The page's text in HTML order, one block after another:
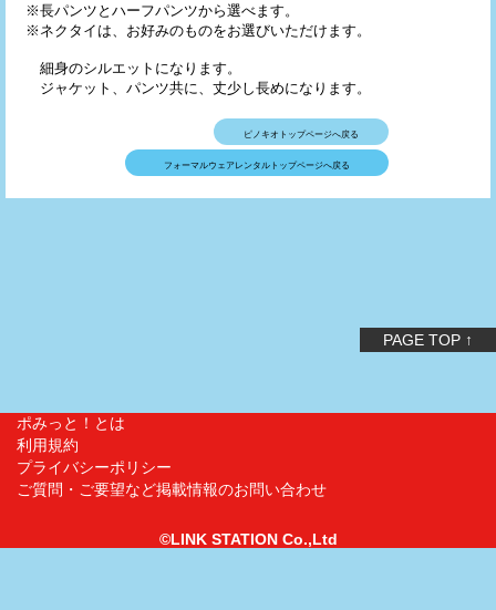
※長パンツとハーフパンツから選べます。
※ネクタイは、お好みのものをお選びいただけます。
細身のシルエットになります。
ジャケット、パンツ共に、丈少し長めになります。
ピノキオトップページへ戻る
フォーマルウェアレンタルトップページへ戻る
PAGE TOP ↑
ポみっと！とは
利用規約
プライバシーポリシー
ご質問・ご要望など掲載情報のお問い合わせ
©LINK STATION Co.,Ltd